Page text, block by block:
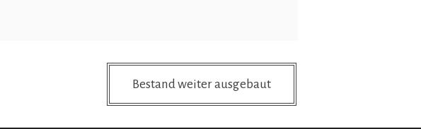
Bestand weiter ausgebaut